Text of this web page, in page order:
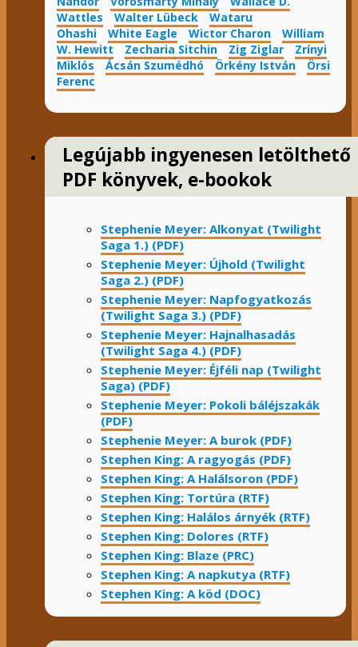
Wattles
Walter Lübeck
Wataru
Ohashi
White Eagle Wictor Charon
William
W. Hewitt
Zecharia Sitchin Zig Ziglar
Zrínyi
Miklós
Ácsán Szumédhó Örkény István
Örsi
Ferenc
Legújabb ingyenesen letölthető
PDF könyvek, e-bookok
Stephenie Meyer: Alkonyat (Twilight
Saga 1.) (PDF)
Stephenie Meyer: Újhold (Twilight
Saga 2.) (PDF)
Stephenie Meyer: Napfogyatkozás
(Twilight Saga 3.) (PDF)
Stephenie Meyer: Hajnalhasadás
(Twilight Saga 4.) (PDF)
Stephenie Meyer: Éjféli nap (Twilight
Saga) (PDF)
Stephenie Meyer: Pokoli báléjszakák
(PDF)
Stephenie Meyer: A burok (PDF)
Stephen King: A ragyogás (PDF)
Stephen King: A Halálsoron (PDF)
Stephen King: Tortúra (RTF)
Stephen King: Halálos árnyék (RTF)
Stephen King: Dolores (RTF)
Stephen King: Blaze (PRC)
Stephen King: A napkutya (RTF)
Stephen King: A köd (DOC)